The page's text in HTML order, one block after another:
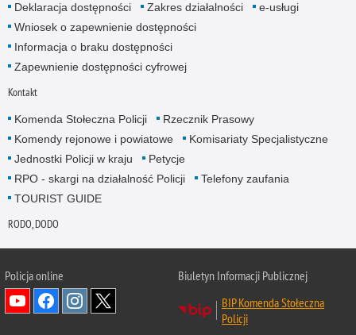
Deklaracja dostępności Zakres działalności
e-usługi
Wniosek o zapewnienie dostępności
Informacja o braku dostępności
Zapewnienie dostępności cyfrowej
Kontakt
Komenda Stołeczna Policji
Rzecznik Prasowy
Komendy rejonowe i powiatowe
Komisariaty Specjalistyczne
Jednostki Policji w kraju
Petycje
RPO - skargi na działalność Policji
Telefony zaufania
TOURIST GUIDE
RODO, DODO
Policja online
Biuletyn Informacji Publicznej
BIP Komenda Stołeczna
Policji